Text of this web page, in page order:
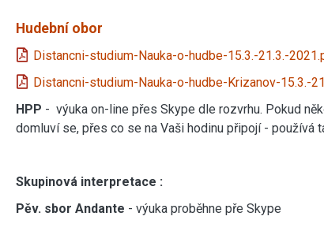
Hudební obor
Distancni-studium-Nauka-o-hudbe-15.3.-21.3.-
Distancni-studium-Nauka-o-hudbe-Krizanov-15.3.-
HPP - výuka on-line přes Skype dle rozvrhu. Pokud
domluví se, přes co se na Vaši hodinu připojí - používá
Skupinová interpretace :
Pěv. sbor Andante - výuka proběhne pře Skype